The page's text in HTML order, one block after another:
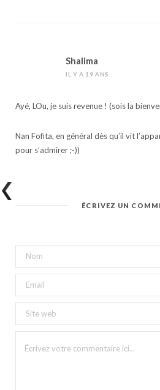
Shalima
IL Y A 19 ANS
Ayé, LOu, je suis revenue ! (sois la
Nan Fofita, en général dès qu’il vit
pour s’admirer ;-))
ÉCRIVEZ UN